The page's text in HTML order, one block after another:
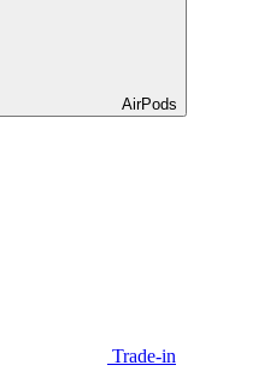
AirPods
Trade-in